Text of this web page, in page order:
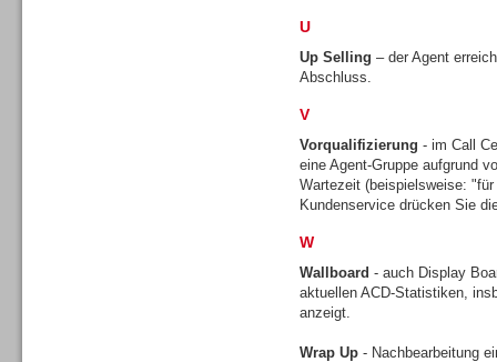
U
Up Selling – der Agent
Abschluss.
V
Vorqualifizierung - im Call
eine Agent-Gruppe aufgrund
Wartezeit (beispielsweise:
Kundenservice drücken Sie
W
Wallboard - auch Display
aktuellen ACD-Statistiken,
anzeigt.
Wrap Up - Nachbearbeitung